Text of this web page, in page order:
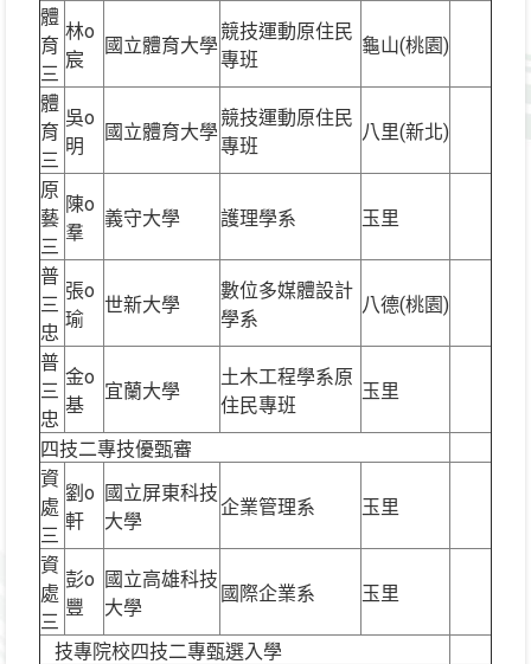
體
育
三
林o
宸
國立體育大學
競技運動原住民
專班
龜山(桃園)
體
育
三
吳o
明
國立體育大學
競技運動原住民
專班
八里(新北)
原
藝
三
陳o
羣
義守大學 護理學系 玉里
普
三
忠
張o
瑜
世新大學
數位多媒體設計
學系
八德(桃園)
普
三
忠
金o
基
宜蘭大學
土木工程學系原
住民專班
玉里
四技二專技優甄審
資
處
三
劉o
軒
國立屏東科技
大學
企業管理系 玉里
資
處
三
彭o
豐
國立高雄科技
大學
國際企業系 玉里
技專院校四技二專甄選入學